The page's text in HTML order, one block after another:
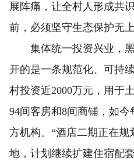
展阵痛，让全村人形成共
前，必须坚守生态保护无
集体统一投资兴业，黑
开的是一条规范化、可持
村投资近2000万元，用于
94间客房和8间商铺，如
方机构。“酒店二期正在规
地，计划继续扩建住宿配